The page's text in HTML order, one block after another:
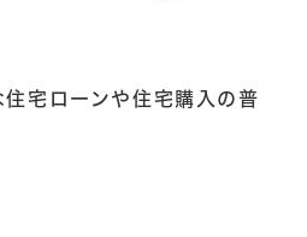
住宅ローンや住宅購入の普